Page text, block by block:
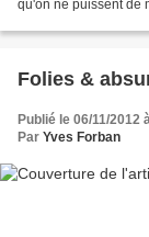
qu'on ne puissent de
Folies &
Publié le 06/11/2012
Par Yves Forban